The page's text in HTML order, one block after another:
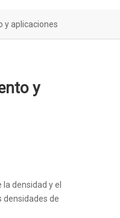
y aplicaciones
y
densidad y el
densidades de